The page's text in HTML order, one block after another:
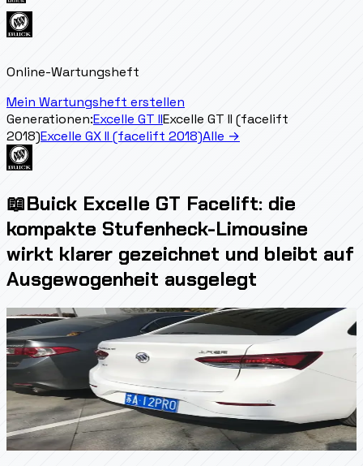
Online-Wartungsheft
Mein Wartungsheft erstellen
Generationen:Excelle GT IIExcelle GT II (facelift
2018)Excelle GX II (facelift 2018)Alle →
📖Buick Excelle GT Facelift: die
kompakte Stufenheck-Limousine
wirkt klarer gezeichnet und bleibt auf
Ausgewogenheit ausgelegt